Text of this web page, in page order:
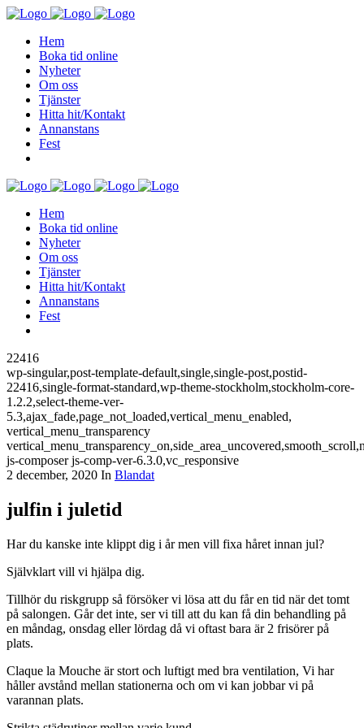
Hem
Boka tid online
Nyheter
Om oss
Tjänster
Hitta hit/Kontakt
Annanstans
Fest
Hem
Boka tid online
Nyheter
Om oss
Tjänster
Hitta hit/Kontakt
Annanstans
Fest
22416
wp-singular,post-template-default,single,single-post,postid-
22416,single-format-standard,wp-theme-stockholm,stockholm-core-
1.2.2,select-theme-ver-
5.3,ajax_fade,page_not_loaded,vertical_menu_enabled,
vertical_menu_transparency
js-composer js-comp-ver-6.3.0,vc_responsive
2 december, 2020 In Blandat
julfin i juletid
Har du kanske inte klippt dig i år men vill fixa håret innan jul?
Självklart vill vi hjälpa dig.
Tillhör du riskgrupp så försöker vi lösa att du får en tid när det tomt
på salongen. Går det inte, ser vi till att du kan få din behandling på
en måndag, onsdag eller lördag då vi oftast bara är 2 frisörer på
plats.
Claque la Mouche är stort och luftigt med bra ventilation, Vi har
håller avstånd mellan stationerna och om vi kan jobbar vi på
varannan plats.